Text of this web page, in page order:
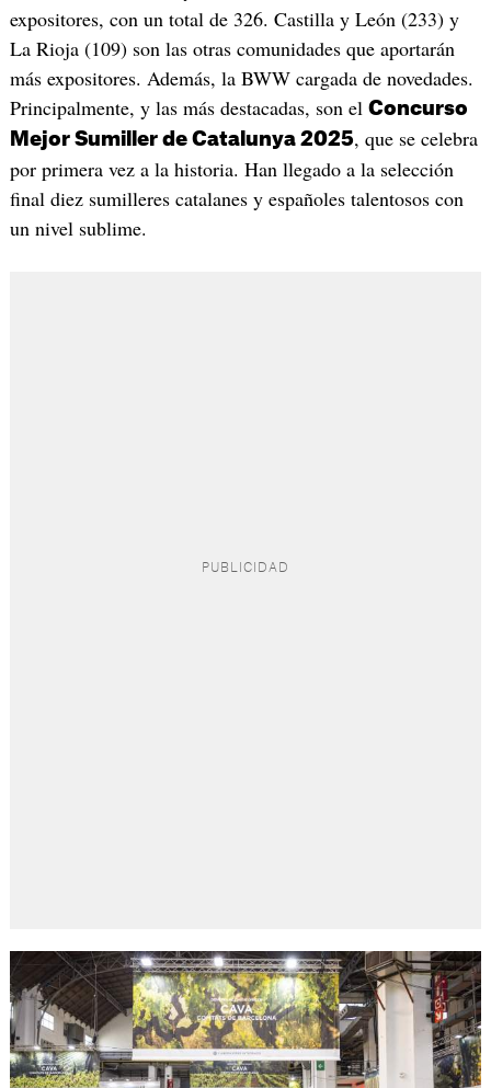
expositores, con un total de 326. Castilla y León (233) y
La Rioja (109) son las otras comunidades que aportarán
más expositores. Además, la BWW cargada de novedades.
Principalmente, y las más destacadas, son el Concurso
Mejor Sumiller de Catalunya 2025, que se celebra
por primera vez a la historia. Han llegado a la selección
final diez sumilleres catalanes y españoles talentosos con
un nivel sublime.